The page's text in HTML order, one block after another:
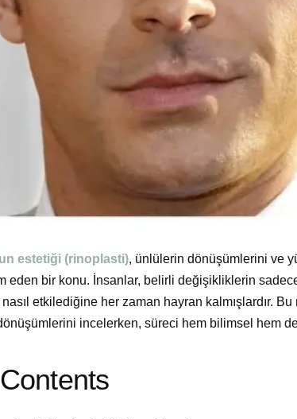
estetiği (rinoplasti), ünlülerin dönüşümlerini ve
eden bir konu. İnsanlar, belirli değişikliklerin
nasıl etkilediğine her zaman hayran kalmışlardır.
incelerken, süreci hem bilimsel hem de